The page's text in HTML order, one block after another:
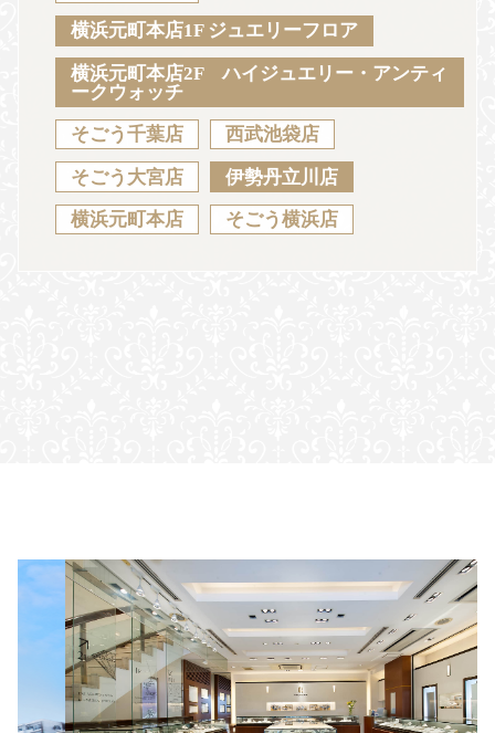
Sustainability Voice Catalog
JA EN CH KO
横浜元町本店1F ジュエリーフロア
横浜元町本店2F ハイジュエリー・アンティ
ークウォッチ
そごう千葉店 西武池袋店
そごう大宮店 伊勢丹立川店
横浜元町本店 そごう横浜店